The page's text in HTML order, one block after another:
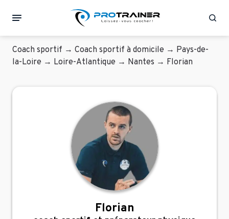
Coach sportif → Coach sportif à domicile → Pays-de-
la-Loire → Loire-Atlantique → Nantes → Florian
Florian